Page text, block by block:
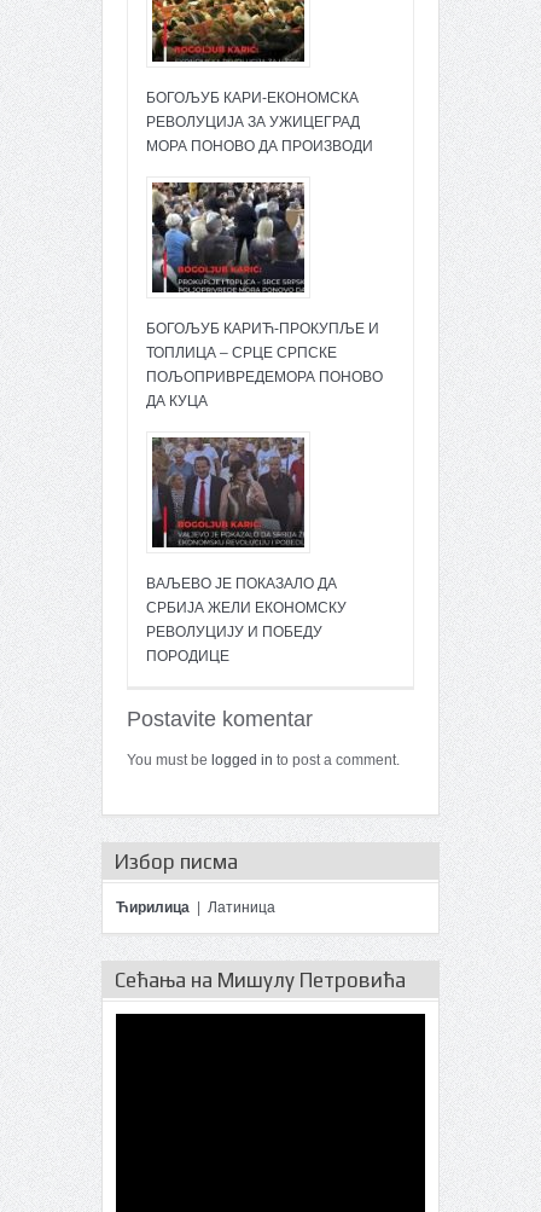
БОГОЉУБ КАРИ-ЕКОНОМСКА
РЕВОЛУЦИЈА ЗА УЖИЦЕГРАД
МОРА ПОНОВО ДА ПРОИЗВОДИ
БОГОЉУБ КАРИЋ-ПРОКУПЉЕ И
ТОПЛИЦА – СРЦЕ СРПСКЕ
ПОЉОПРИВРЕДЕМОРА ПОНОВО
ДА КУЦА
ВАЉЕВО ЈЕ ПОКАЗАЛО ДА
СРБИЈА ЖЕЛИ ЕКОНОМСКУ
РЕВОЛУЦИЈУ И ПОБЕДУ
ПОРОДИЦЕ
Postavite komentar
You must be logged in to post a comment.
Избор писма
Ћирилица Латиница
Сећања на Мишулу Петровића